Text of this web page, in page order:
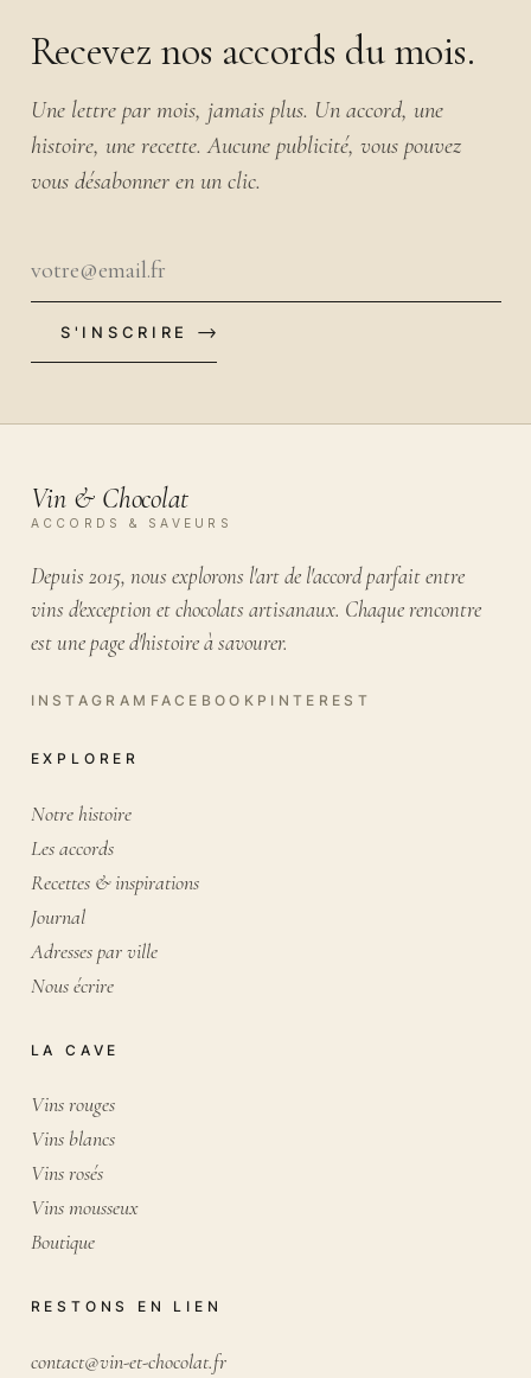
Recevez nos accords du mois.
Une lettre par mois, jamais plus. Un accord, une
histoire, une recette. Aucune publicité, vous pouvez
vous désabonner en un clic.
S'INSCRIRE
Vin & Chocolat
ACCORDS & SAVEURS
Depuis 2015, nous explorons l'art de l'accord parfait entre
vins d'exception et chocolats artisanaux. Chaque rencontre
est une page d'histoire à savourer.
EXPLORER
Notre histoire
Les accords
Recettes & inspirations
Journal
Adresses par ville
Nous écrire
LA CAVE
Vins rouges
Vins blancs
Vins rosés
Vins mousseux
Boutique
RESTONS EN LIEN
contact@vin-et-chocolat.fr